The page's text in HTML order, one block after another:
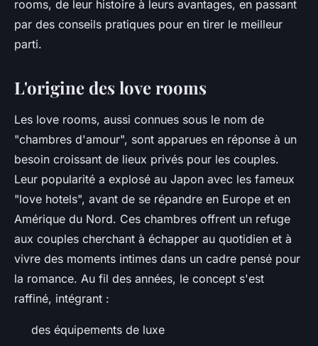
rooms, de leur histoire à leurs avantages, en passant
par des conseils pratiques pour en tirer le meilleur
parti.
L'origine des love rooms
Les love rooms, aussi connues sous le nom de
"chambres d'amour", sont apparues en réponse à un
besoin croissant de lieux privés pour les couples.
Leur popularité a explosé au Japon avec les fameux
"love hotels", avant de se répandre en Europe et en
Amérique du Nord. Ces chambres offrent un refuge
aux couples cherchant à échapper au quotidien et à
vivre des moments intimes dans un cadre pensé pour
la romance. Au fil des années, le concept s'est
raffiné, intégrant :
des équipements de luxe